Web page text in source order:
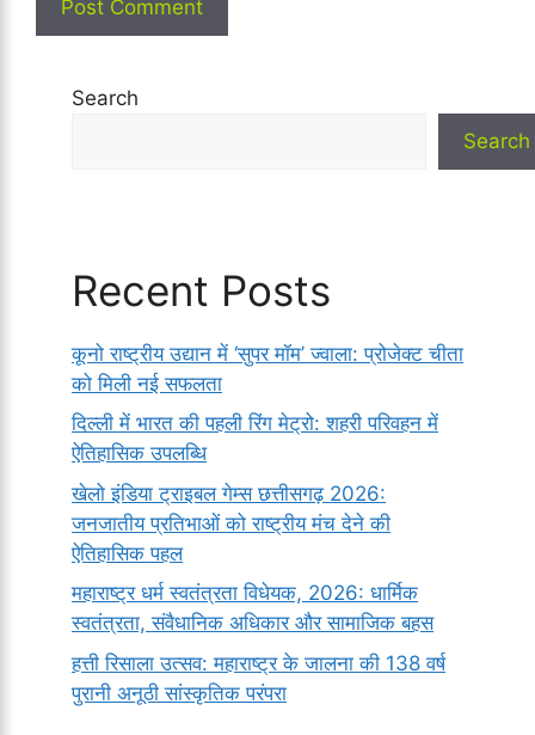
Search
Search
Recent Posts
कूनो राष्ट्रीय उद्यान में ‘सुपर मॉम’ ज्वाला: प्रोजेक्ट चीता
को मिली नई सफलता
दिल्ली में भारत की पहली रिंग मेट्रो: शहरी परिवहन में
ऐतिहासिक उपलब्धि
खेलो इंडिया ट्राइबल गेम्स छत्तीसगढ़ 2026:
जनजातीय प्रतिभाओं को राष्ट्रीय मंच देने की
ऐतिहासिक पहल
महाराष्ट्र धर्म स्वतंत्रता विधेयक, 2026: धार्मिक
स्वतंत्रता, संवैधानिक अधिकार और सामाजिक बहस
हत्ती रिसाला उत्सव: महाराष्ट्र के जालना की 138 वर्ष
पुरानी अनूठी सांस्कृतिक परंपरा